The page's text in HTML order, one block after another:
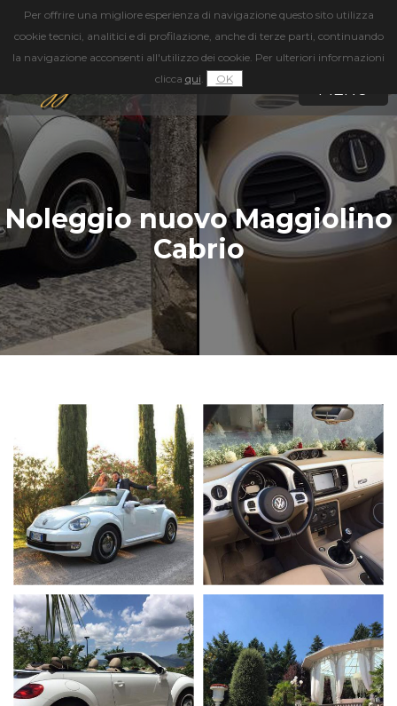
Per offrire una migliore esperienza di navigazione questo sito utilizza
cookie tecnici, analitici e di profilazione, anche di terze parti, continuando
la navigazione acconsenti all'utilizzo dei cookie. Per ulteriori informazioni
clicca qui. OK
MENU
3283617660
Noleggio nuovo Maggiolino
Cabrio